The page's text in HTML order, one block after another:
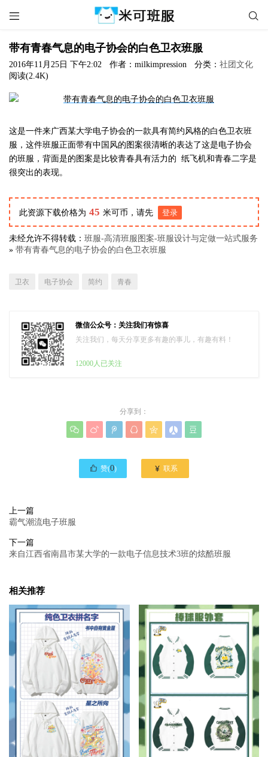
 
带有青春气息的电子协会的白色卫衣班服
2016年11月25日 下午2:02 作者：milkimpression 分类： 社团文化
阅读(2.4K)
这是一件来广西某大学电子协会的一款具有简约风格的白色卫衣班
服，这件班服正面带有中国风的图案很清晰的表达了这是电子协会
的班服，背面是的图案是比较青春具有活力的 纸飞机和青春二字是
很突出的表现。
此资源下载价格为 45 米可币，请先 登录
未经允许不得转载： 班服-高清班服图案-班服设计与定做一站式服务
» 带有青春气息的电子协会的白色卫衣班服
卫衣 电子协会 简约 青春
微信公众号：关注我们有惊喜
关注我们，每天分享更多有趣的事儿，有趣有料！
12000人已关注
分享到：
      
 赞(0)  联系
上一篇
霸气潮流电子班服
下一篇
来自江西省南昌市某大学的一款电子信息技术3班的炫酷班服
相关推荐